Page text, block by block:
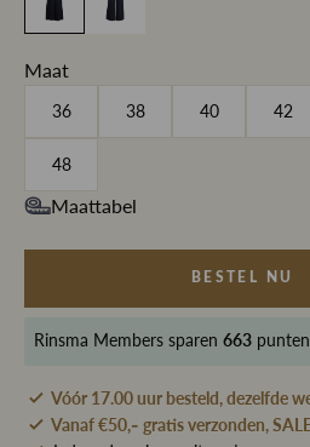
Maat
36 38 40 42
48
Maattabel
BESTEL NU
Rinsma Members sparen 663
Vóór 17.00 uur besteld, dezelfde
Vanaf €50,- gratis verzonden,